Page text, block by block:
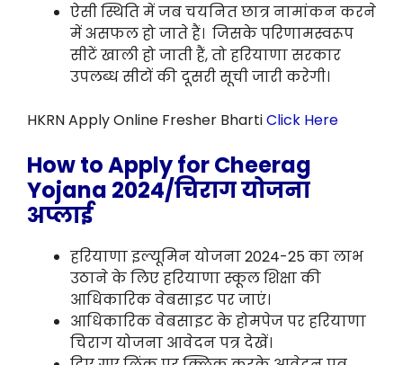
ऐसी स्थिति में जब चयनित छात्र नामांकन करने
में असफल हो जाते हैं। जिसके परिणामस्वरूप
सीटें खाली हो जाती हैं, तो हरियाणा सरकार
उपलब्ध सीटों की दूसरी सूची जारी करेगी।
HKRN Apply Online Fresher BhartiClick Here
How to Apply for Cheerag
Yojana 2024/चिराग योजना
अप्लाई
हरियाणा इल्यूमिन योजना 2024-25 का लाभ
उठाने के लिए हरियाणा स्कूल शिक्षा की
आधिकारिक वेबसाइट पर जाएं।
आधिकारिक वेबसाइट के होमपेज पर हरियाणा
चिराग योजना आवेदन पत्र देखें।